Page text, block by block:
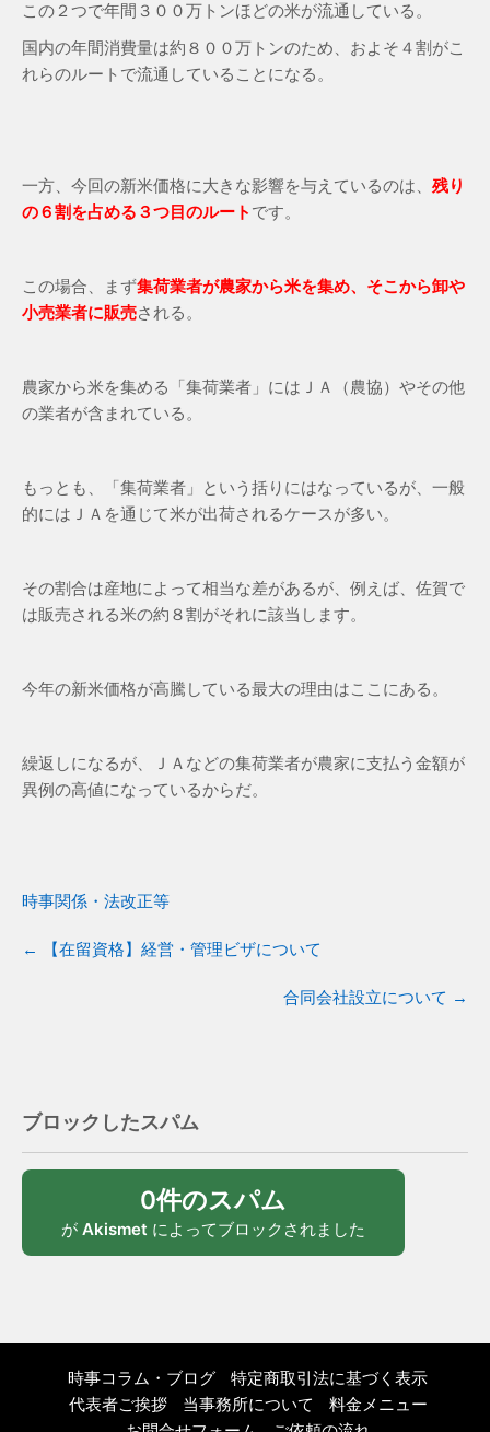
この２つで年間３００万トンほどの米が流通している。
国内の年間消費量は約８００万トンのため、およそ４割がこ
れらのルートで流通していることになる。
一方、今回の新米価格に大きな影響を与えているのは、 残り
の６割を占める３つ目のルート です。
この場合、まず集荷業者が農家から米を集め、そこから卸や
小売業者に販売される。
農家から米を集める「集荷業者」にはＪＡ（農協）やその他
の業者が含まれている。
もっとも、「集荷業者」という括りにはなっているが、一般
的にはＪＡを通じて米が出荷されるケースが多い。
その割合は産地によって相当な差があるが、例えば、佐賀で
は販売される米の約８割がそれに該当します。
今年の新米価格が高騰している最大の理由はここにある。
繰返しになるが、ＪＡなどの集荷業者が農家に支払う金額が
異例の高値になっているからだ。
時事関係・法改正等
← 【在留資格】経営・管理ビザについて
合同会社設立について →
ブロックしたスパム
0件のスパム
が Akismet によってブロックされました
時事コラム・ブログ
特定商取引法に基づく表示
代表者ご挨拶
当事務所について
料金メニュー